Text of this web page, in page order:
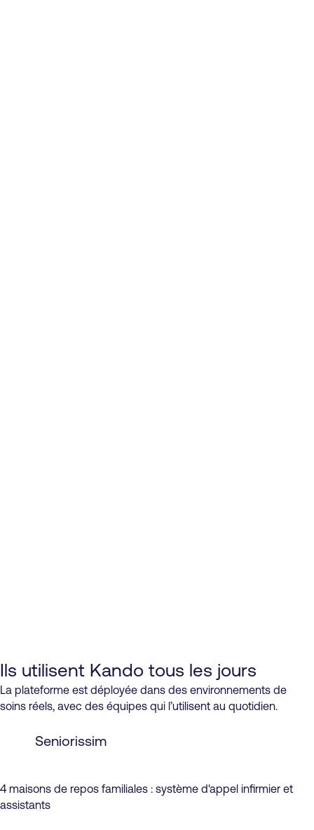
Ils utilisent Kando tous les jours
La plateforme est déployée dans des environnements de
soins réels, avec des équipes qui l’utilisent au quotidien.
Seniorissim
4 maisons de repos familiales : système d'appel infirmier et
assistants